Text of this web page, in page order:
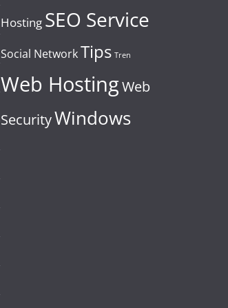
Hosting SEO Service
Social NetworkTips Tren
Web HostingWeb
SecurityWindows